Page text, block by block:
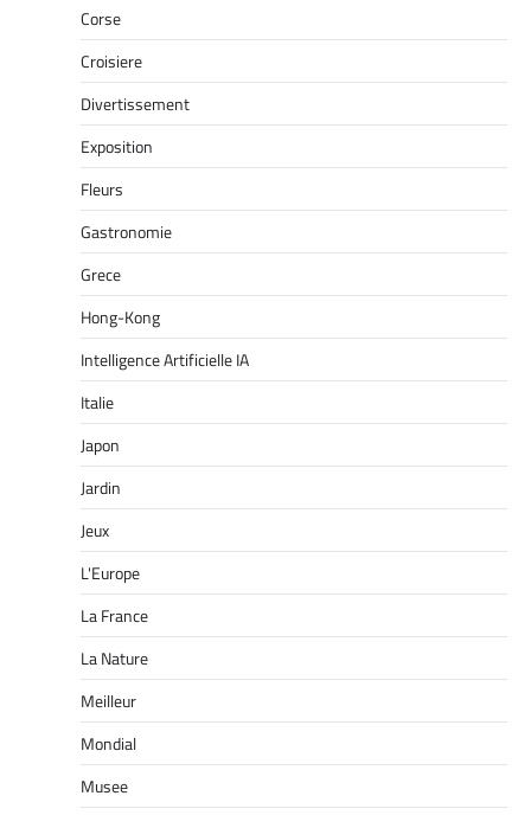
Corse
Croisiere
Divertissement
Exposition
Fleurs
Gastronomie
Grece
Hong-Kong
Intelligence Artificielle IA
Italie
Japon
Jardin
Jeux
L'Europe
La France
La Nature
Meilleur
Mondial
Musee